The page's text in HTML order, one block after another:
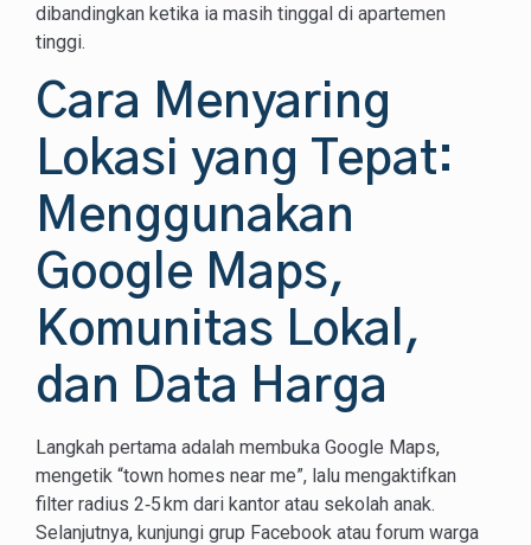
dibandingkan ketika ia masih tinggal di apartemen
tinggi.
Cara Menyaring
Lokasi yang Tepat:
Menggunakan
Google Maps,
Komunitas Lokal,
dan Data Harga
Langkah pertama adalah membuka Google Maps,
mengetik “town homes near me”, lalu mengaktifkan
filter radius 2‑5 km dari kantor atau sekolah anak.
Selanjutnya, kunjungi grup Facebook atau forum warga